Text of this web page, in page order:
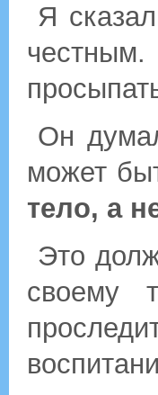
Я
честным.
Он
может
тело, а
Это
своему